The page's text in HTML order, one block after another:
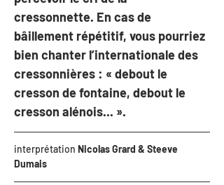
cressonnette. En cas de
bâillement répétitif, vous pourriez
bien chanter l’internationale des
cressonnières : « debout le
cresson de fontaine, debout le
cresson alénois... ».
interprétation Nicolas Grard & Steeve
Dumais